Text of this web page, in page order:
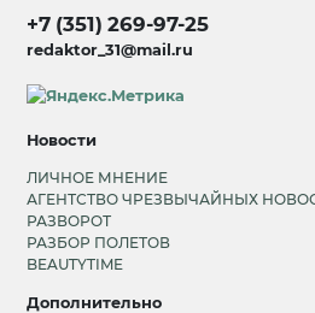
+7 (351) 269-97-25
redaktor_31@mail.ru
Новости
ЛИЧНОЕ МНЕНИЕ
АГЕНТСТВО ЧРЕЗВЫЧАЙНЫХ
РАЗВОРОТ
РАЗБОР ПОЛЕТОВ
BEAUTYTIME
Дополнительно